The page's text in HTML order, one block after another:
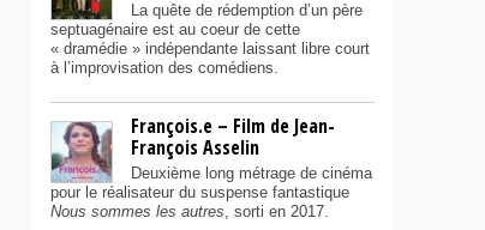
La quête de rédemption d’un père
septuagénaire est au coeur de cette
« dramédie » indépendante laissant libre court
à l’improvisation des comédiens.
François.e – Film de Jean-
François Asselin
Deuxième long métrage de cinéma
pour le réalisateur du suspense fantastique
Nous sommes les autres, sorti en 2017.